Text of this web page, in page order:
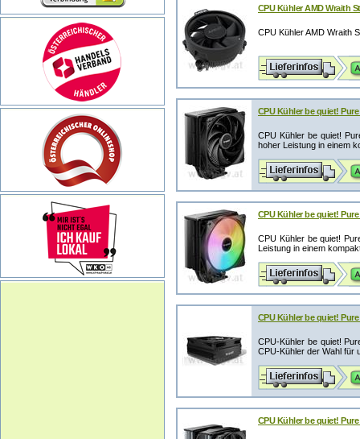
CPU Kühler AMD Wraith
CPU Kühler AMD Wraith
CPU Kühler be quiet!
CPU Kühler be quiet!
hoher Leistung in einem
CPU Kühler be quiet!
CPU Kühler be quiet!
Leistung in einem
CPU Kühler be quiet!
CPU-Kühler be quiet!
CPU-Kühler der Wahl für
CPU Kühler be quiet!